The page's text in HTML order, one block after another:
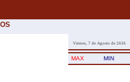
A CEDER NUNCA AL CHANTAJE
Viernes, 7 de Agosto de 2026
MAX MIN